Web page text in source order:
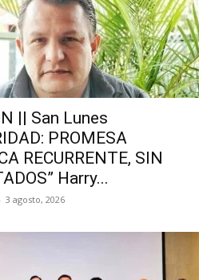
|| San Lunes
PROMESA
RECURRENTE, SIN
Harry...
- 3 agosto, 2026